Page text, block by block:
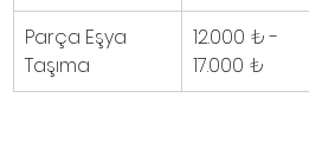
Parça Eşya
Taşıma
12.000 ₺ -
17.000 ₺